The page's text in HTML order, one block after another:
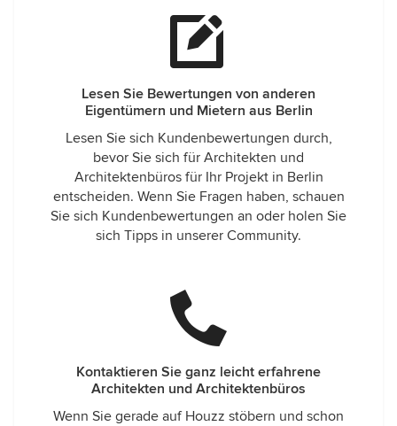
Lesen Sie Bewertungen von anderen
Eigentümern und Mietern aus Berlin
Lesen Sie sich Kundenbewertungen durch,
bevor Sie sich für Architekten und
Architektenbüros für Ihr Projekt in Berlin
entscheiden. Wenn Sie Fragen haben, schauen
Sie sich Kundenbewertungen an oder holen Sie
sich Tipps in unserer Community.
Kontaktieren Sie ganz leicht erfahrene
Architekten und Architektenbüros
Wenn Sie gerade auf Houzz stöbern und schon